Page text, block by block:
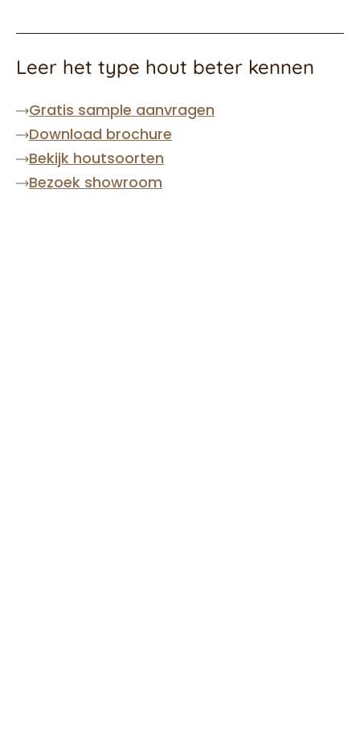
Leer het type hout beter kennen
Gratis sample aanvragen
Download brochure
Bekijk houtsoorten
Bezoek showroom